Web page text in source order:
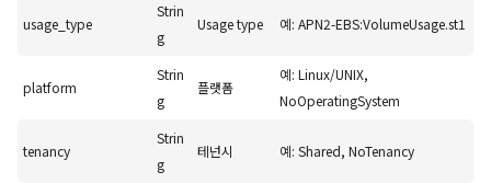
usage_type
Strin
g
Usage type 예: APN2-EBS:VolumeUsage.st1
platform
Strin
g
플랫폼
예: Linux/UNIX,
NoOperatingSystem
tenancy
Strin
g
테넌시 예: Shared, NoTenancy